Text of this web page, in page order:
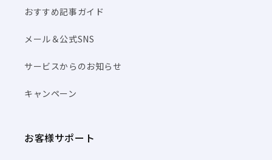
おすすめ記事ガイド
メール＆公式SNS
サービスからのお知らせ
キャンペーン
お客様サポート